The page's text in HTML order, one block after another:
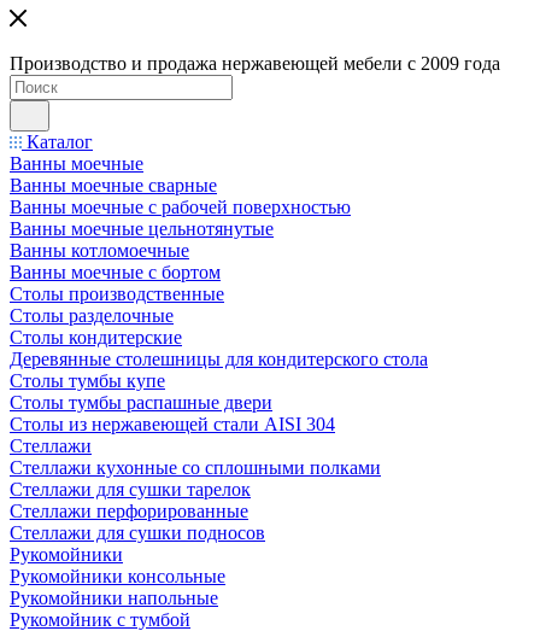
Производство и продажа нержавеющей мебели с 2009 года
Каталог
Ванны моечные
Ванны моечные сварные
Ванны моечные с рабочей поверхностью
Ванны моечные цельнотянутые
Ванны котломоечные
Ванны моечные с бортом
Столы производственные
Столы разделочные
Столы кондитерские
Деревянные столешницы для кондитерского стола
Столы тумбы купе
Столы тумбы распашные двери
Столы из нержавеющей стали AISI 304
Стеллажи
Стеллажи кухонные со сплошными полками
Стеллажи для сушки тарелок
Стеллажи перфорированные
Стеллажи для сушки подносов
Рукомойники
Рукомойники консольные
Рукомойники напольные
Рукомойник с тумбой